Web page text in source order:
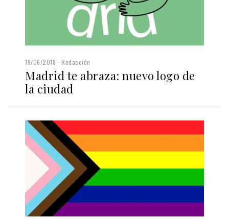
19/06/2018 Redacción
Madrid te abraza: nuevo logo de
la ciudad